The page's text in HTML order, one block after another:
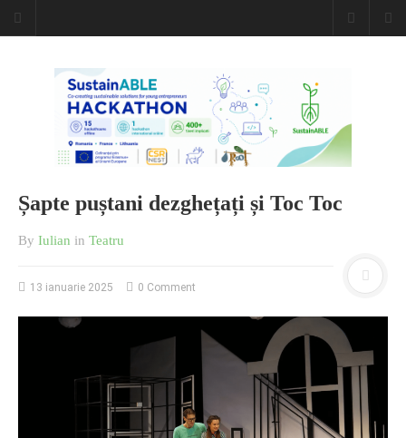
Caiet de
insemnari
DESCARCĂ!
Șapte puștani dezghețați și Toc Toc
By Iulian in Teatru
13 ianuarie 2025 0 Comment